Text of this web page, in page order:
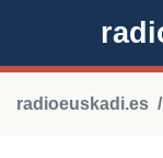
radioeuskadi.es